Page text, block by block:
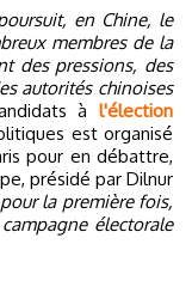
en Chine, le
membres de la
des pressions, des
autorités chinoises
à l'élection
est organisé
pour en débattre,
présidé par Dilnur
pour la première fois,
électorale